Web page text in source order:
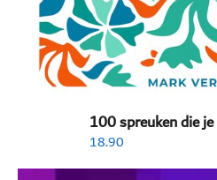
100 spreuken die
18.90